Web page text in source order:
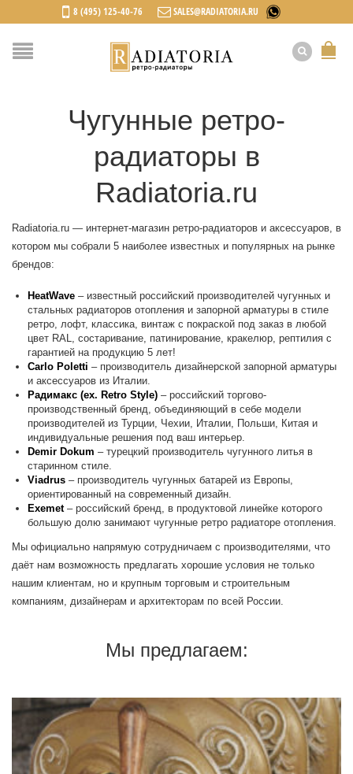
8 (495) 125-40-76 SALES@RADIATORIA.RU
Чугунные ретро-
радиаторы в
Radiatoria.ru
Radiatoria.ru — интернет-магазин ретро-радиаторов и аксессуаров, в
котором мы собрали 5 наиболее известных и популярных на рынке
брендов:
HeatWave – известный российский производителей чугунных и
стальных радиаторов отопления и запорной арматуры в стиле
ретро, лофт, классика, винтаж с покраской под заказ в любой
цвет RAL, состаривание, патинирование, кракелюр, рептилия с
гарантией на продукцию 5 лет!
Carlo Poletti – производитель дизайнерской запорной арматуры
и аксессуаров из Италии.
Радимакс (ex. Retro Style) – российский торгово-
производственный бренд, объединяющий в себе модели
производителей из Турции, Чехии, Италии, Польши, Китая и
индивидуальные решения под ваш интерьер.
Demir Dokum – турецкий производитель чугунного литья в
старинном стиле.
Viadrus – производитель чугунных батарей из Европы,
ориентированный на современный дизайн.
Exemet– российский бренд, в продуктовой линейке которого
большую долю занимают чугунные ретро радиаторе отопления.
Мы официально напрямую сотрудничаем с производителями, что
даёт нам возможность предлагать хорошие условия не только
нашим клиентам, но и крупным торговым и строительным
компаниям, дизайнерам и архитекторам по всей России.
Мы предлагаем: